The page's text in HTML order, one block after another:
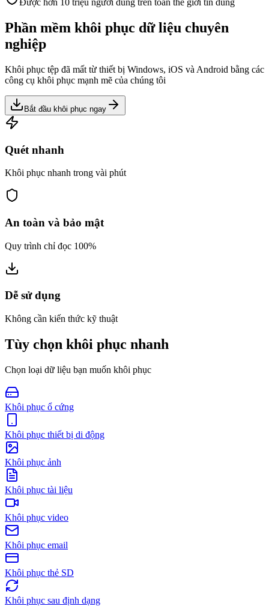
Được hơn 10 triệu người dùng trên toàn thế giới tin dùng
Phần mềm khôi phục dữ liệu chuyên
nghiệp
Khôi phục tệp đã mất từ thiết bị Windows, iOS và Android bằng các
công cụ khôi phục mạnh mẽ của chúng tôi
Bắt đầu khôi phục ngay
Quét nhanh
Khôi phục nhanh trong vài phút
An toàn và bảo mật
Quy trình chỉ đọc 100%
Dễ sử dụng
Không cần kiến thức kỹ thuật
Tùy chọn khôi phục nhanh
Chọn loại dữ liệu bạn muốn khôi phục
Khôi phục ổ cứng
Khôi phục thiết bị di động
Khôi phục ảnh
Khôi phục tài liệu
Khôi phục video
Khôi phục email
Khôi phục thẻ SD
Khôi phục sau định dạng